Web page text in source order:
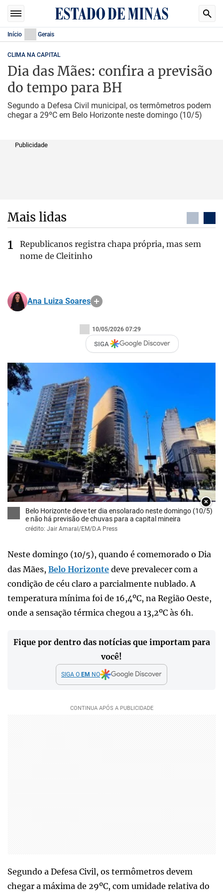
Início Gerais
CLIMA NA CAPITAL
Dia das Mães: confira a previsão
do tempo para BH
Segundo a Defesa Civil municipal, os termômetros podem
chegar a 29ºC em Belo Horizonte neste domingo (10/5)
Publicidade
Mais lidas
Republicanos registra chapa própria, mas sem
nome de Cleitinho
Ana Luiza Soares
10/05/2026 07:29
SIGA
×
Belo Horizonte deve ter dia ensolarado neste domingo (10/5)
e não há previsão de chuvas para a capital mineira
crédito: Jair Amaral/EM/D.A Press
Neste domingo (10/5), quando é comemorado o Dia
das Mães, Belo Horizonte deve prevalecer com a
condição de céu claro a parcialmente nublado. A
temperatura mínima foi de 16,4ºC, na Região Oeste,
onde a sensação térmica chegou a 13,2ºC às 6h.
Fique por dentro das notícias que importam para
você!
SIGA O EM NO
Segundo a Defesa Civil, os termômetros devem
chegar a máxima de 29ºC, com umidade relativa do